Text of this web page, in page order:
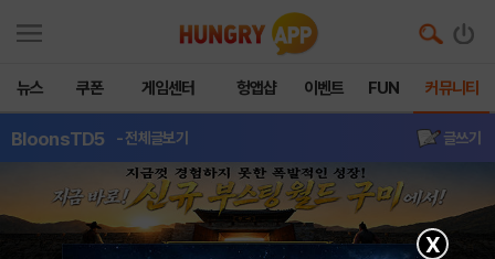
뉴스 쿠폰 게임센터 헝앱샵 이벤트 FUN 커뮤니티
BloonsTD5 - 전체글보기 글쓰기
X